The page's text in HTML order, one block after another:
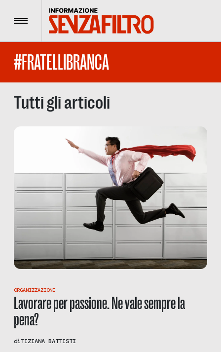
Menu
#FRATELLIBRANCA
Tutti gli articoli
ORGANIZZAZIONE
Lavorare per passione. Ne vale sempre la
pena?
diTIZIANA BATTISTI